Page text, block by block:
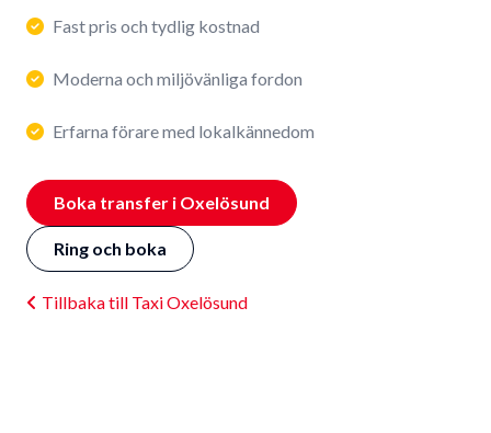
Fast pris och tydlig kostnad
Moderna och miljövänliga fordon
Erfarna förare med lokalkännedom
Boka transfer i Oxelösund
Ring och boka
Tillbaka till Taxi Oxelösund